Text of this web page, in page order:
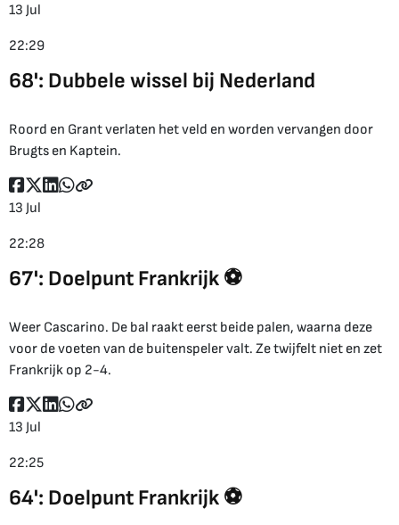
13 Jul
22:29
68': Dubbele wissel bij Nederland
Roord en Grant verlaten het veld en worden vervangen door
Brugts en Kaptein.
13 Jul
22:28
67': Doelpunt Frankrijk ⚽
Weer Cascarino. De bal raakt eerst beide palen, waarna deze
voor de voeten van de buitenspeler valt. Ze twijfelt niet en zet
Frankrijk op 2-4.
13 Jul
22:25
64': Doelpunt Frankrijk ⚽